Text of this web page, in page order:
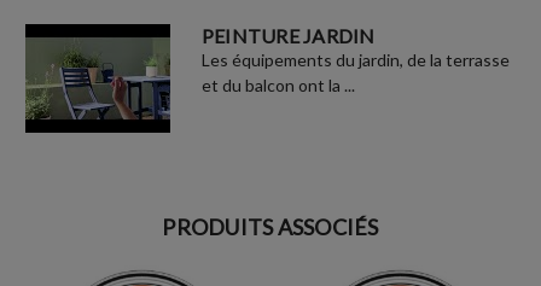
PEINTURE JARDIN
Les équipements du jardin, de la terrasse
et du balcon ont la ...
PRODUITS ASSOCIÉS